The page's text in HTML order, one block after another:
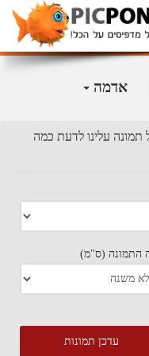
אדמה
תמונה עלינו לדעת כמה
התמונה (ס"מ)
עדכן תמונות